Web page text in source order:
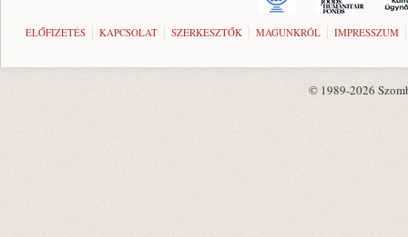
ELŐFIZETÉS KAPCSOLAT SZERKESZTŐK MAGUNKRÓL IMPRESSZUM
© 1989-2026